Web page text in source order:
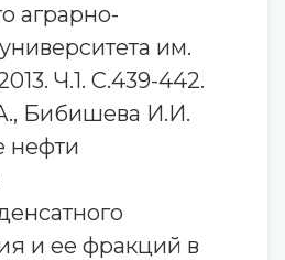
аграрно-
им.
Ч.1. С.439-442.
Бибишева И.И.
нефти
и ее фракций в